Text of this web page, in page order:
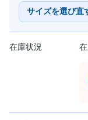
サイズを選び直
在庫状況